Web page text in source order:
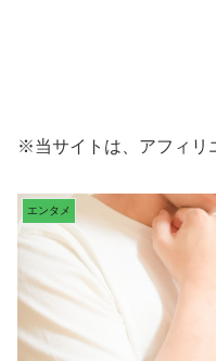
※当サイトは、アフィリ
エンタメ